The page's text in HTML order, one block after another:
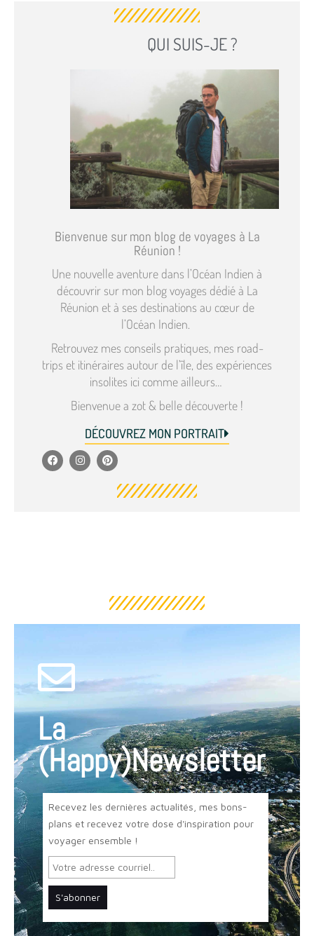
QUI SUIS-JE ?
Bienvenue sur mon blog de voyages à La
Réunion !
Une nouvelle aventure dans l’Océan Indien à
découvrir sur mon blog voyages dédié à La
Réunion et à ses destinations au cœur de
l’Océan Indien.
Retrouvez mes conseils pratiques, mes road-
trips et itinéraires autour de l’île, des expériences
insolites ici comme ailleurs…
Bienvenue a zot & belle découverte !
DÉCOUVREZ MON PORTRAIT
La
(Happy)Newsletter
Recevez les dernières actualités, mes bons-
plans et recevez votre dose d'inspiration pour
voyager ensemble !